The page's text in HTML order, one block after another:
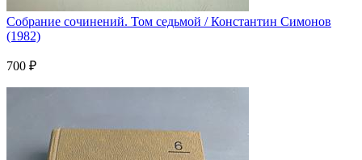
Собрание сочинений. Том седьмой / Константин Симонов
(1982)
700 ₽